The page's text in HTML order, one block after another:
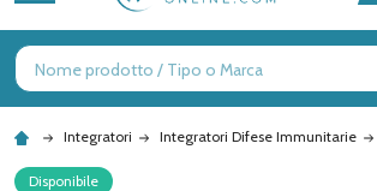
Ricerca
Integratori Integratori Difese Immunitarie
Disponibile